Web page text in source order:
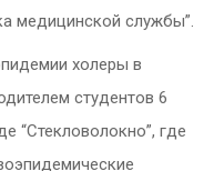
медицинской службы”.
холеры в
студентов 6
“Стекловолокно”, где